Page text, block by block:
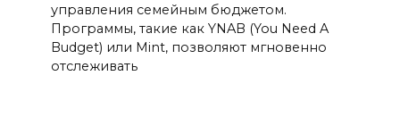
управления семейным бюджетом.
Программы, такие как YNAB (You Need A
Budget) или Mint, позволяют мгновенно
отслеживать